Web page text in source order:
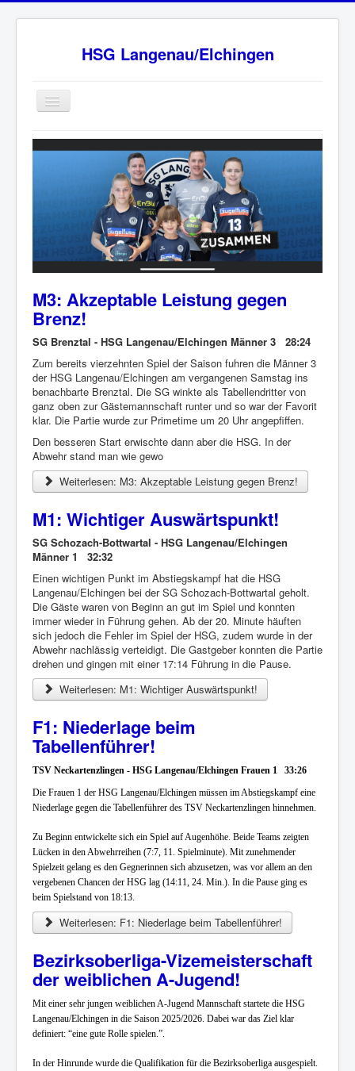
HSG Langenau/Elchingen
Home
BW Oberliga Staffel 2
Sponsoren
HSG - Fanshop
News
Ansprechpartner
Impressum
M3: Akzeptable Leistung gegen
Brenz!
SG Brenztal - HSG Langenau/Elchingen Männer 3 28:24
Zum bereits vierzehnten Spiel der Saison fuhren die Männer 3
der HSG Langenau/Elchingen am vergangenen Samstag ins
benachbarte Brenztal. Die SG winkte als Tabellendritter von
ganz oben zur Gästemannschaft runter und so war der Favorit
klar. Die Partie wurde zur Primetime um 20 Uhr angepfiffen.
Den besseren Start erwischte dann aber die HSG. In der
Abwehr stand man wie gewo
Weiterlesen: M3: Akzeptable Leistung gegen Brenz!
M1: Wichtiger Auswärtspunkt!
SG Schozach-Bottwartal - HSG Langenau/Elchingen
Männer 1 32:32
Einen wichtigen Punkt im Abstiegskampf hat die HSG
Langenau/Elchingen bei der SG Schozach-Bottwartal geholt.
Die Gäste waren von Beginn an gut im Spiel und konnten
immer wieder in Führung gehen. Ab der 20. Minute häuften
sich jedoch die Fehler im Spiel der HSG, zudem wurde in der
Abwehr nachlässig verteidigt. Die Gastgeber konnten die Partie
drehen und gingen mit einer 17:14 Führung in die Pause.
Weiterlesen: M1: Wichtiger Auswärtspunkt!
F1: Niederlage beim
Tabellenführer!
TSV Neckartenzlingen - HSG Langenau/Elchingen Frauen 1 33:26
Die Frauen 1 der HSG Langenau/Elchingen müssen im Abstiegskampf eine
Niederlage gegen die Tabellenführer des TSV Neckartenzlingen hinnehmen.
Zu Beginn entwickelte sich ein Spiel auf Augenhöhe. Beide Teams zeigten
Lücken in den Abwehrreihen (7:7, 11. Spielminute). Mit zunehmender
Spielzeit gelang es den Gegnerinnen sich abzusetzen, was vor allem an den
vergebenen Chancen der HSG lag (14:11, 24. Min.). In die Pause ging es
beim Spielstand von 18:13.
Weiterlesen: F1: Niederlage beim Tabellenführer!
Bezirksoberliga-Vizemeisterschaft
der weiblichen A-Jugend!
Mit einer sehr jungen weiblichen A-Jugend Mannschaft startete die HSG
Langenau/Elchingen in die Saison 2025/2026. Dabei war das Ziel klar
definiert: “eine gute Rolle spielen.”.
In der Hinrunde wurde die Qualifikation für die Bezirksoberliga ausgespielt.